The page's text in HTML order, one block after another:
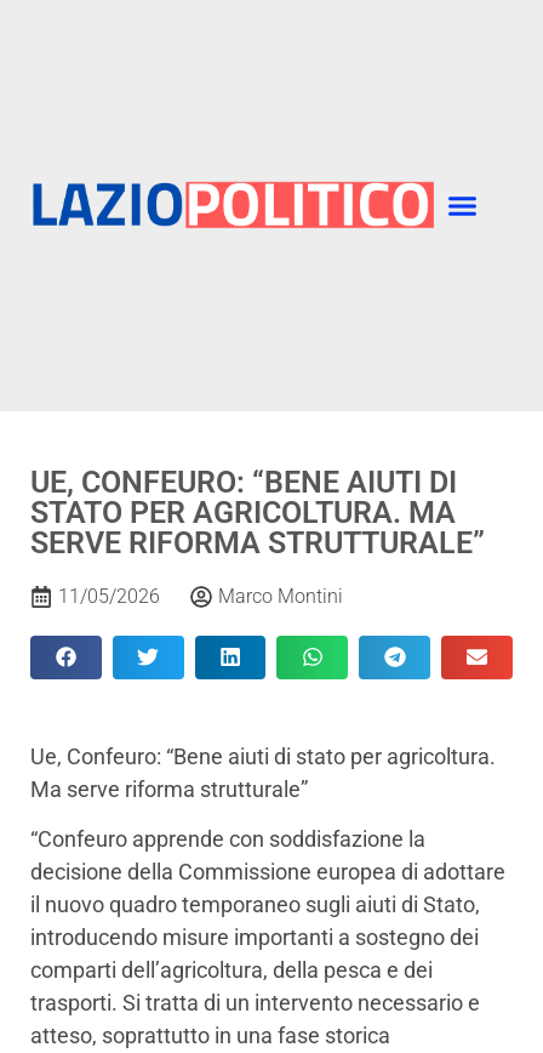
UE, CONFEURO: “BENE AIUTI DI
STATO PER AGRICOLTURA. MA
SERVE RIFORMA STRUTTURALE”
11/05/2026 Marco Montini
Ue, Confeuro: “Bene aiuti di stato per agricoltura.
Ma serve riforma strutturale”
“Confeuro apprende con soddisfazione la
decisione della Commissione europea di adottare
il nuovo quadro temporaneo sugli aiuti di Stato,
introducendo misure importanti a sostegno dei
comparti dell’agricoltura, della pesca e dei
trasporti. Si tratta di un intervento necessario e
atteso, soprattutto in una fase storica